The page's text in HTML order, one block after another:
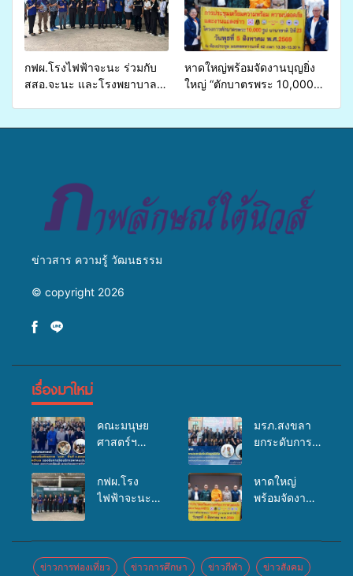
บริการสาธารณสุข ลดความ
เหลื่อมล้ำ ยกระดับคุณภาพ
ชีวิตประชาชนอย่างยั่งยืน
มหาวิทยาลัย
กฟผ.โรงไฟฟ้าจะนะ ร่วมกับ
สสอ.จะนะ และโรงพยาบาล
หาดใหญ่พร้อมจัดงานบุญยิ่ง
ใหญ่ “ตักบาตรพระ 10,000
ข่าวสาร ความรู้ วัฒนธรรม
© copyright 2026
เรื่องมาใหม่
คณะมนุษย
ศาสตร์ฯ
จัดอบรมเสริม
ศักยภาพ
กองทุน
สุขภาพตำบล
มรภ.สงขลา
ยกระดับการ
ในยุคดิจิทัล
เปิดเวทีเสริม
สื่อสารองค์กร
ระดมสมอง
กฟผ.โรง
ไฟฟ้าจะนะ
พยาบาลศิคริ
หาดใหญ่
พร้อมจัดงาน
นานาชาติ
ข่าวการท่องเที่ยว ข่าวการศึกษา ข่าวกีฬา ข่าวสังคม